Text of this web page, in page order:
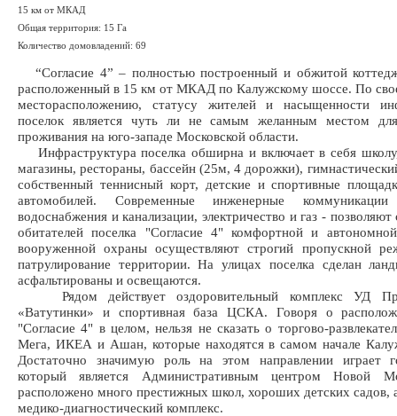
15 км от МКАД
Общая территория: 15 Га
Количество домовладений: 69
“Согласие 4” – полностью построенный и обжитой
расположенный в 15 км от МКАД по Калужскому шоссе. По
месторасположению, статусу жителей и насыщенности
поселок является чуть ли не самым желанным местом для
проживания на юго-западе Московской области.
Инфраструктура поселка обширна и включает в себя
магазины, рестораны, бассейн (25м, 4 дорожки),
собственный теннисный корт, детские и спортивные
автомобилей. Современные инженерные
водоснабжения и канализации, электричество и газ - позволяют
обитателей поселка "Согласие 4" комфортной и
вооруженной охраны осуществляют строгий пропускной
патрулирование территории. На улицах поселка сделан
асфальтированы и освещаются.
Рядом действует оздоровительный комплекс УД
«Ватутинки» и спортивная база ЦСКА. Говоря о
"Согласие 4" в целом, нельзя не сказать о торгово-
Мега, ИКЕА и Ашан, которые находятся в самом начале
Достаточно значимую роль на этом направлении играет
который является Административным центром Новой
расположено много престижных школ, хороших детских садов,
медико-диагностический комплекс.